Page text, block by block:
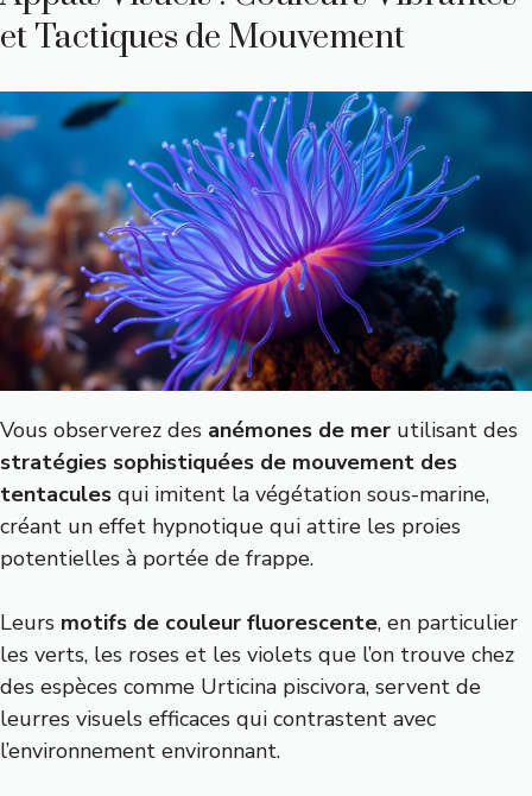
et Tactiques de Mouvement
Vous observerez des anémones de mer utilisant des
stratégies sophistiquées de mouvement des
tentacules qui imitent la végétation sous-marine,
créant un effet hypnotique qui attire les proies
potentielles à portée de frappe.
Leurs motifs de couleur fluorescente, en particulier
les verts, les roses et les violets que l’on trouve chez
des espèces comme Urticina piscivora, servent de
leurres visuels efficaces qui contrastent avec
l’environnement environnant.